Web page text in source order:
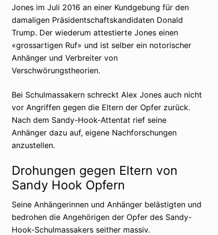
Jones im Juli 2016 an einer Kundgebung für den
damaligen Präsidentschaftskandidaten Donald
Trump. Der wiederum attestierte Jones einen
«grossartigen Ruf» und ist selber ein notorischer
Anhänger und Verbreiter von
Verschwörungstheorien.
Bei Schulmassakern schreckt Alex Jones auch nicht
vor Angriffen gegen die Eltern der Opfer zurück.
Nach dem Sandy-Hook-Attentat rief seine
Anhänger dazu auf, eigene Nachforschungen
anzustellen.
Drohungen gegen Eltern von
Sandy Hook Opfern
Seine Anhängerinnen und Anhänger belästigten und
bedrohen die Angehörigen der Opfer des Sandy-
Hook-Schulmassakers seither massiv.